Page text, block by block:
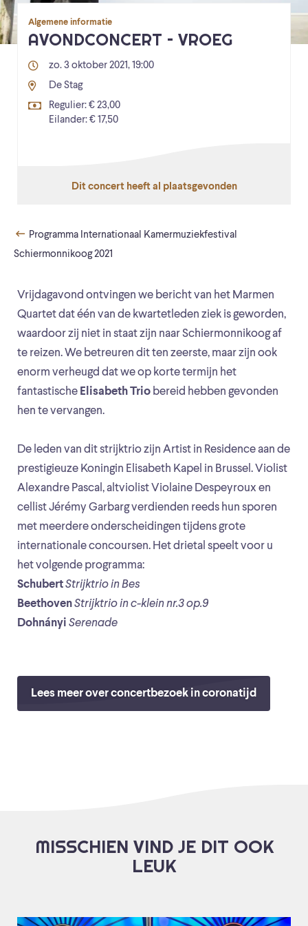
Vrijdagavond ontvingen we bericht van het Marmen
Quartet dat één van de kwartetleden ziek is geworden,
waardoor zij niet in staat zijn naar Schiermonnikoog af
te reizen. We betreuren dit ten zeerste, maar zijn ook
enorm verheugd dat we op korte termijn het
fantastische Elisabeth Trio bereid hebben gevonden
hen te vervangen.
De leden van dit strijktrio zijn Artist in Residence aan de
prestigieuze Koningin Elisabeth Kapel in Brussel. Violist
Alexandre Pascal, altviolist Violaine Despeyroux en
cellist Jérémy Garbarg verdienden reeds hun sporen
met meerdere onderscheidingen tijdens grote
internationale concoursen. Het drietal speelt voor u
het volgende programma:
SchubertStrijktrio in Bes
BeethovenStrijktrio in c-klein nr.3 op.9
Dohnányi Serenade
Lees meer over concertbezoek in coronatijd
Algemene informatie
AVONDCONCERT – VROEG
zo. 3 oktober 2021, 19:00
De Stag
Regulier: € 23,00
Eilander: € 17,50
Dit concert heeft al plaatsgevonden
Programma Internationaal Kamermuziekfestival
Schiermonnikoog 2021
MISSCHIEN VIND JE DIT OOK
LEUK